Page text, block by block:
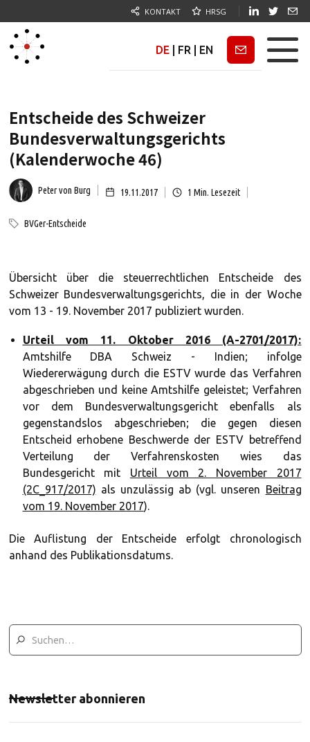
KONTAKT HRSG
DE FR EN Newsletter
Entscheide des Schweizer
Bundesverwaltungsgerichts
(Kalenderwoche 46)
Peter von Burg 19.11.2017 1 Min. Lesezeit
BVGer-Entscheide
Übersicht über die steuerrechtlichen Entscheide des
Schweizer Bundesverwaltungsgerichts, die in der Woche
vom 13 - 19. November 2017 publiziert wurden.
Urteil vom 11. Oktober 2016 (A-2701/2017):
Amtshilfe DBA Schweiz - Indien; infolge
Wiedererwägung durch die ESTV wurde das Verfahren
abgeschrieben und keine Amtshilfe geleistet; Verfahren
vor dem Bundesverwaltungsgericht ebenfalls als
gegenstandslos abgeschrieben; die gegen diesen
Entscheid erhobene Beschwerde der ESTV betreffend
Verteilung der Verfahrenskosten wies das
Bundesgericht mit Urteil vom 2. November 2017
(2C_917/2017) als unzulässig ab (vgl. unseren Beitrag
vom 19. November 2017).
Die Auflistung der Entscheide erfolgt chronologisch
anhand des Publikationsdatums.
Newsletter abonnieren